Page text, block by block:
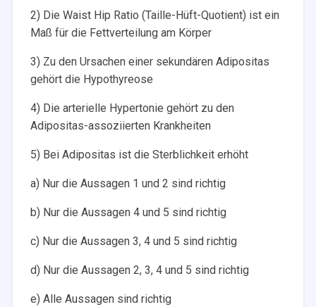
2) Die Waist Hip Ratio (Taille-Hüft-Quotient) ist ein
Maß für die Fettverteilung am Körper
3) Zu den Ursachen einer sekundären Adipositas
gehört die Hypothyreose
4) Die arterielle Hypertonie gehört zu den
Adipositas-assoziierten Krankheiten
5) Bei Adipositas ist die Sterblichkeit erhöht
a) Nur die Aussagen 1 und 2 sind richtig
b) Nur die Aussagen 4 und 5 sind richtig
c) Nur die Aussagen 3, 4 und 5 sind richtig
d) Nur die Aussagen 2, 3, 4 und 5 sind richtig
e) Alle Aussagen sind richtig